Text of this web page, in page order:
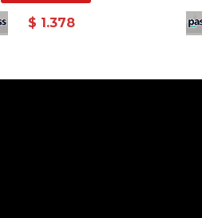
$ 1.378